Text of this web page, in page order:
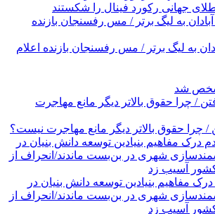
جهانی رکورد فینال را شکستند
به لیگ برتر / مس رفسنجان بازنده اعلام
شد
/ چرا حقوق بالاتر دیگر مانع مهاجرت نیست؟
مفاهیم بنیادین توسعه دانش بنیان در
شهری در بن‌بست ماندند/انحراف از